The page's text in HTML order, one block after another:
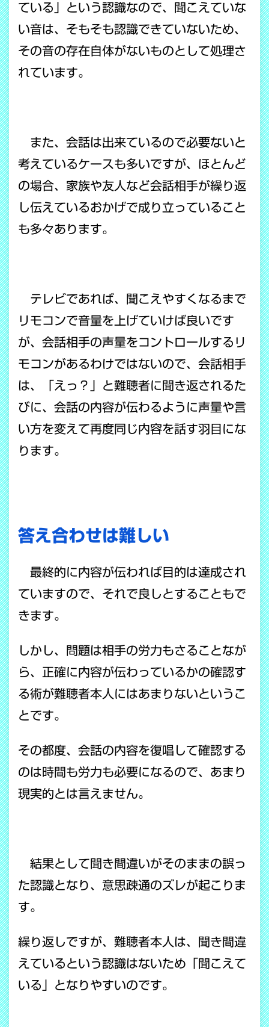
ている」という認識なので、聞こえていな
い音は、そもそも認識できていないため、
その音の存在自体がないものとして処理さ
れています。
また、会話は出来ているので必要ないと
考えているケースも多いですが、ほとんど
の場合、家族や友人など会話相手が繰り返
し伝えているおかげで成り立っていること
も多々あります。
テレビであれば、聞こえやすくなるまで
リモコンで音量を上げていけば良いです
が、会話相手の声量をコントロールするリ
モコンがあるわけではないので、会話相手
は、「えっ？」と難聴者に聞き返されるた
びに、会話の内容が伝わるように声量や言
い方を変えて再度同じ内容を話す羽目にな
ります。
答え合わせは難しい
最終的に内容が伝われば目的は達成され
ていますので、それで良しとすることもで
きます。
しかし、問題は相手の労力もさることなが
ら、正確に内容が伝わっているかの確認す
る術が難聴者本人にはあまりないというこ
とです。
その都度、会話の内容を復唱して確認する
のは時間も労力も必要になるので、あまり
現実的とは言えません。
結果として聞き間違いがそのままの誤っ
た認識となり、意思疎通のズレが起こりま
す。
繰り返しですが、難聴者本人は、聞き間違
えているという認識はないため「聞こえて
いる」となりやすいのです。